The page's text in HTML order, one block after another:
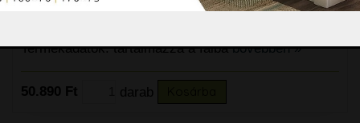
Ferro Algeo falsík alatti mosdócsaptelep 18 cm-es
Termékadatok: tartalmazza a falbabővebben »
50.890 Ft darab